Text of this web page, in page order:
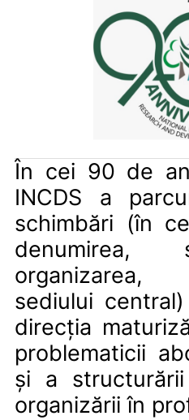
În cei 90 de
INCDS a
schimbări (în
denumirea,
organizarea,
sediului
direcția
problematicii
și a
organizării în